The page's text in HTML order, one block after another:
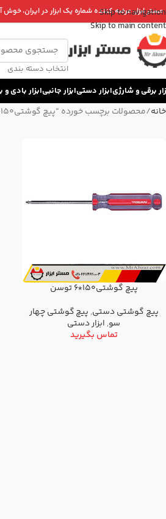
Skip to navigation
Skip to main content
مستر ابزار، عرضه کننده شماره یک ابزار در ایران، خوش
انتخاب دسته بندی
برقی و شارژیابزار دستیابزار جانبیابزار بادی و
خانه محصولات برچسب خورده “پیچ گوشتی150*6 چهارسو”
پیچ گوشتی150*6 توسن
پیچ گوشتی دستی, پیچ گوشتی چهار
سو, ابزار دستی
تماس بگیرید